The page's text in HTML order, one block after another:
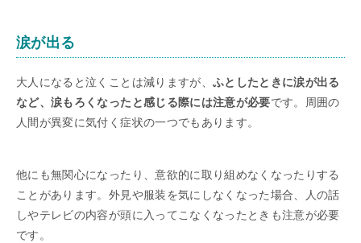
涙が出る
大人になると泣くことは減りますが、 ふとしたときに涙が出る
など、涙もろくなったと感じる際には注意が必要です。周囲の
人間が異変に気付く症状の一つでもあります。
他にも無関心になったり、意欲的に取り組めなくなったりする
ことがあります。外見や服装を気にしなくなった場合、人の話
しやテレビの内容が頭に入ってこなくなったときも注意が必要
です。